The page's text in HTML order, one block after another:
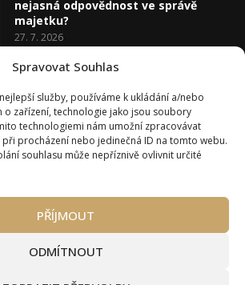
Spravovat Souhlas
služby, používáme k ukládání a/nebo
o zařízení, technologie jako jsou soubory
technologiemi nám umožní zpracovávat
procházení nebo jedinečná ID na tomto webu.
souhlasu může nepříznivě ovlivnit určité
PŘÍJMOUT
ODMÍTNOUT
nejasná odpovědnost ve správě
majetku?
27. 7. 2026
20. 7. 2026
Magazínu Můj účet
Máte zájem o spolupráci?
používání webu wmag.cz